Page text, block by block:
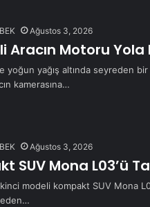
Ağustos 3, 2026
Aracın Motoru Yola
yoğun yağış altında seyreden
kamerasına…
Ağustos 3, 2026
SUV Mona L03’ü
modeli kompakt SUV Mona